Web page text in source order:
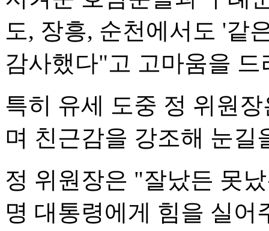
도, 장흥, 순천에서도 '같
감사했다"고 고마움을 드
특히 유세 도중 정 위원
며 친근감을 강조해 눈길
정 위원장은 "잘났든 못
명 대통령에게 힘을 실